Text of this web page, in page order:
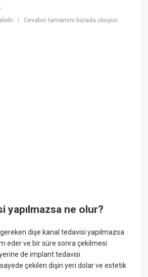
|Cevabın tamamını burada okuyun:
yapılmazsa ne olur?
dişe kanal tedavisi yapılmazsa
eder ve bir süre sonra çekilmesi
de implant tedavisi
çekilen dişin yeri dolar ve estetik